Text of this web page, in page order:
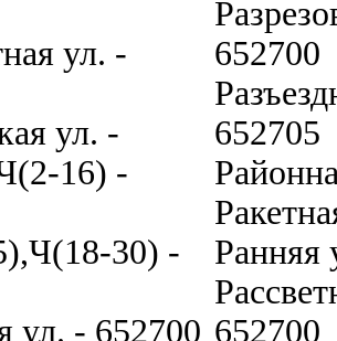
ул. -
ул. -
16) -
30) -
ул. - 652700
652700
652705
Ранняя
652700